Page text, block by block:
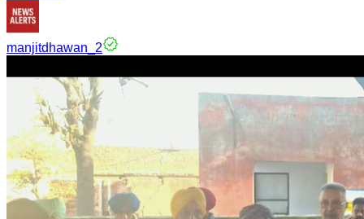
manjitdhawan_2